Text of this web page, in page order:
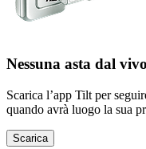
Nessuna asta dal
Scarica l’app Tilt per
quando avrà luogo la sua
Scarica